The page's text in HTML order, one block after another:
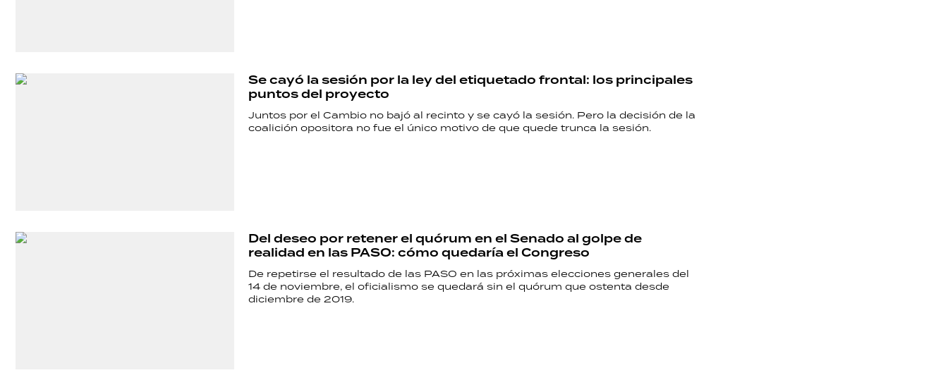
Se cayó la sesión por la ley del etiquetado frontal: los principales
puntos del proyecto
Juntos por el Cambio no bajó al recinto y se cayó la sesión. Pero la decisión de la
coalición opositora no fue el único motivo de que quede trunca la sesión.
Del deseo por retener el quórum en el Senado al golpe de
realidad en las PASO: cómo quedaría el Congreso
De repetirse el resultado de las PASO en las próximas elecciones generales del
14 de noviembre, el oficialismo se quedará sin el quórum que ostenta desde
diciembre de 2019.
ECONOMÍA